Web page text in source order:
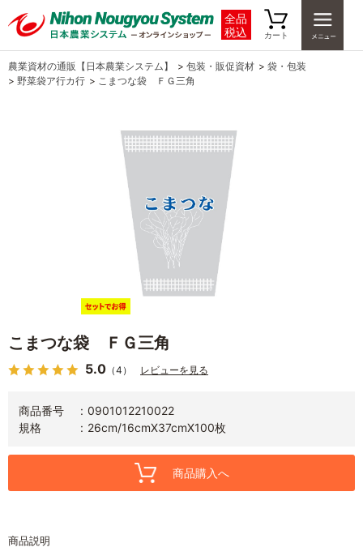
全品
税込
カート
農業資材の通販【日本農業システム】 > 包装・販促資材 > 袋・包装
> 野菜袋ア行カ行 > こまつな袋 ＦＧ三角
こまつな袋 ＦＧ三角
5.0 （4） レビューを見る
商品番号
0901012210022
規格
26cm/16cmX37cmX100枚
商品購入へ
商品説明